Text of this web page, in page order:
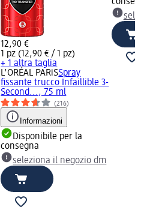
12,90 €
1 pz (12,90 € / 1 pz)
+ 1 altra taglia
L'ORÉAL PARiSSpray
fissante trucco Infaillible 3-
Second..., 75 ml
(216)
Informazioni
Disponibile per la
consegna
seleziona il negozio dm